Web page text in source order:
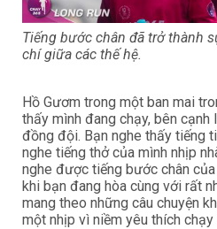
Tiếng bước chân đã trở thành
chí giữa các thế hệ.
Hồ Gươm trong một ban mai
thấy mình đang chạy, bên cạnh
đồng đội. Bạn nghe thấy tiếng
nghe tiếng thở của mình nhịp
nghe được tiếng bước chân
khi bạn đang hòa cùng với rất
mang theo những câu chuyện
một nhịp vì niềm yêu thích chạy